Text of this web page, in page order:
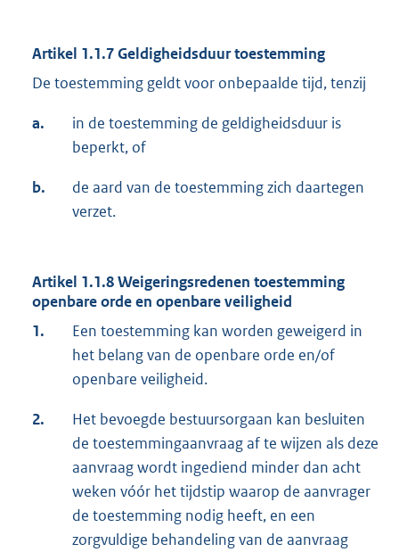
Artikel 1.1.7Geldigheidsduur toestemming
De toestemming geldt voor onbepaalde tijd, tenzij
a.
in de toestemming de geldigheidsduur is
beperkt, of
b.
de aard van de toestemming zich daartegen
verzet.
Artikel 1.1.8Weigeringsredenen toestemming
openbare orde en openbare veiligheid
1.
Een toestemming kan worden geweigerd in
het belang van de openbare orde en/of
openbare veiligheid.
2.
Het bevoegde bestuursorgaan kan besluiten
de toestemmingaanvraag af te wijzen als deze
aanvraag wordt ingediend minder dan acht
weken vóór het tijdstip waarop de aanvrager
de toestemming nodig heeft, en een
zorgvuldige behandeling van de aanvraag